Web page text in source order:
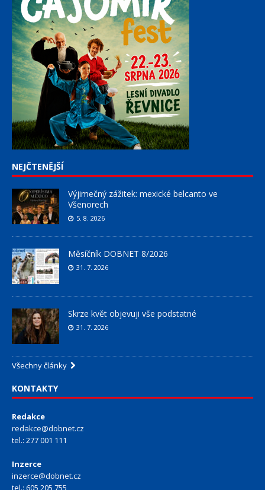
NEJČTENĚJŠÍ
Výjimečný zážitek: mexické belcanto ve
Všenorech
5. 8. 2026
Měsíčník DOBNET 8/2026
31. 7. 2026
Skrze květ objevuji vše podstatné
31. 7. 2026
Všechny články
KONTAKTY
Redakce
redakce@dobnet.cz
tel.: 277 001 111
Inzerce
inzerce@dobnet.cz
tel.: 605 205 755